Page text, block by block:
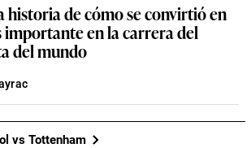
historia de cómo se convirtió en
importante en la carrera del
del mundo
vs Tottenham